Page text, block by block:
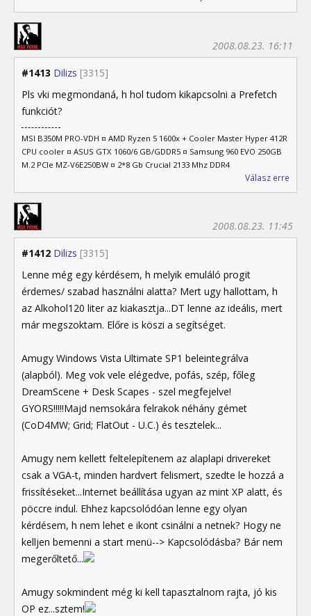
#1413 Dilizs [3315]
2008.08.23. 16:11
Pls vki megmondaná, h hol tudom kikapcsolni a Prefetch
funkciót?
MSI B350M PRO-VDH ¤ AMD Ryzen 5 1600x + Cooler Master Hyper 412R
CPU cooler ¤ ASUS GTX 1060/6 GB/GDDR5 ¤ Samsung 960 EVO 250GB
M.2 PCIe MZ-V6E250BW ¤ 2*8 Gb Crucial 2133 Mhz DDR4
Válasz erre
#1412 Dilizs [3315]
2008.08.23. 11:45
Lenne még egy kérdésem, h melyik emuláló progit
érdemes/ szabad használni alatta? Mert ugy hallottam, h
az Alkohol120 liter az kiakasztja...DT lenne az ideális, mert
már megszoktam. Előre is köszi a segítséget.
Amugy Windows Vista Ultimate SP1 beleintegrálva
(alapból). Meg vok vele elégedve, pofás, szép, főleg
DreamScene + Desk Scapes - szel megfejelve!
GYORS!!!!!Majd nemsokára felrakok néhány gémet
(CoD4MW; Grid; FlatOut - U.C.) és tesztelek...
Amugy nem kellett feltelepítenem az alaplapi drivereket
csak a VGA-t, minden hardvert felismert, szedte le hozzá a
frissítéseket...Internet beállítása ugyan az mint XP alatt, és
pöccre indul. Ehhez kapcsolódóan lenne egy olyan
kérdésem, h nem lehet e ikont csinálni a netnek? Hogy ne
kelljen bemenni a start menü--> Kapcsolódásba? Bár nem
megerőltető...
Amugy sokmindent még ki kell tapasztalnom rajta, jó kis
OP ez...sztem!